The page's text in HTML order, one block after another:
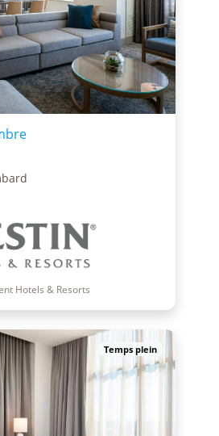
Hotels & Resorts
Temps plein